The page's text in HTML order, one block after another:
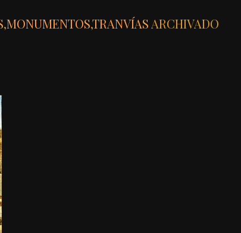
,MONUMENTOS,TRANVÍAS ARCHIVADO